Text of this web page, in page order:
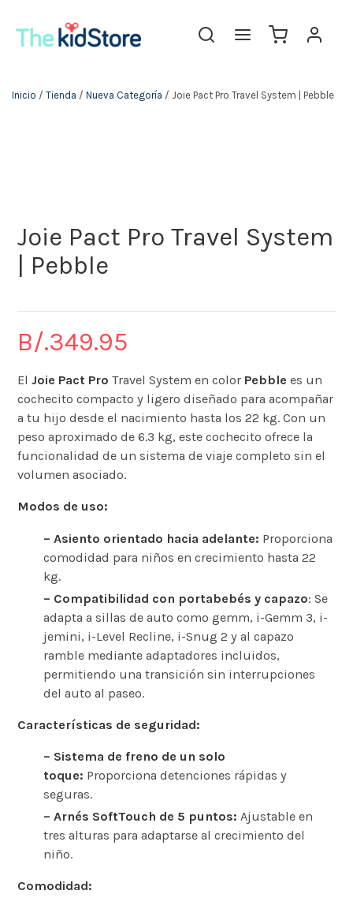
Inicio / Tienda / Nueva Categoría / Joie Pact Pro Travel System | Pebble
Joie Pact Pro Travel System
| Pebble
B/.349.95
ElJoie Pact Pro Travel System en color Pebble es un
cochecito compacto y ligero diseñado para acompañar
a tu hijo desde el nacimiento hasta los 22 kg. Con un
peso aproximado de 6.3 kg, este cochecito ofrece la
funcionalidad de un sistema de viaje completo sin el
volumen asociado. ​
Modos de uso:
– Asiento orientado hacia adelante: Proporciona
comodidad para niños en crecimiento hasta 22
kg. ​
– Compatibilidad con portabebés y capazo: Se
adapta a sillas de auto como gemm, i-Gemm 3, i-
jemini, i-Level Recline, i-Snug 2 y al capazo
ramble mediante adaptadores incluidos,
permitiendo una transición sin interrupciones
del auto al paseo.
Características de seguridad:
– Sistema de freno de un solo
toque: Proporciona detenciones rápidas y
seguras. ​
– Arnés SoftTouch de 5 puntos: Ajustable en
tres alturas para adaptarse al crecimiento del
niño. ​
Comodidad: